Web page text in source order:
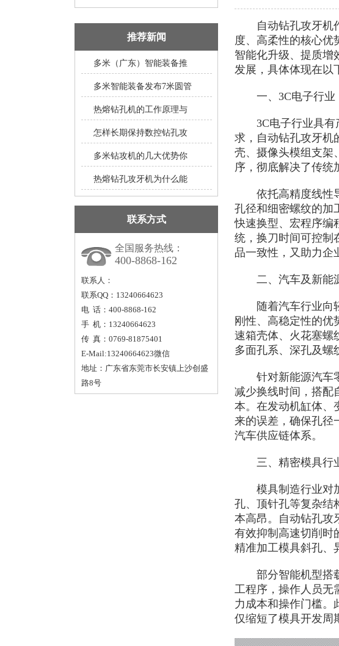
推荐新闻
多米（广东）智能装备推
多米智能装备发布7米圆管
热熔钻孔机的工作原理与
怎样长期保持数控钻孔攻
多米钻攻机的几大优势你
热熔钻孔攻牙机为什么能
联系方式
全国服务热线：
400-8868-162
联系人：
联系QQ：13240664623
电 话：400-8868-162
手 机：13240664623
传 真：0769-81875401
E-Mail:13240664623微信
地址：广东省东莞市长安镇上沙创盛
路8号
自动钻孔攻牙机作
度、高柔性的核心优
智能化升级、提质增
发展，具体体现在以
一、3C电子行业
3C电子行业具有产
求，自动钻孔攻牙机
壳、摄像头模组支架
序，彻底解决了传统
依托高精度线性导
孔径和细密螺纹的加
快速换型、宏程序编
统，换刀时间可控制
品一致性，又助力企
二、汽车及新能源
随着汽车行业向轻
刚性、高稳定性的优
速箱壳体、火花塞螺
多面孔系、深孔及螺
针对新能源汽车零
减少换线时间，搭配
本。在发动机缸体、
来的误差，确保孔径
汽车供应链体系。
三、精密模具行业
模具制造行业对加
孔、顶针孔等复杂结
本高昂。自动钻孔攻
有效抑制高速切削时
精准加工模具斜孔、
部分智能机型搭载
工程序，操作人员无
力成本和操作门槛。
仅缩短了模具开发周